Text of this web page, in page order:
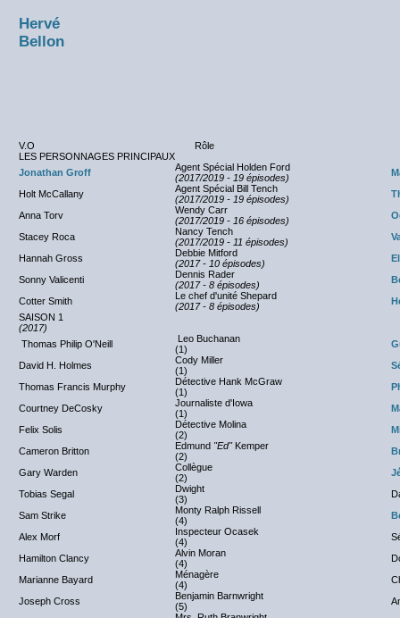
Hervé
Bellon
V.O
Rôle
LES PERSONNAGES PRINCIPAUX
Jonathan Groff
Agent Spécial Holden Ford
(2017/2019 - 19 épisodes)
Holt McCallany
Agent Spécial Bill Tench
(2017/2019 - 19 épisodes)
Anna Torv
Wendy Carr
(2017/2019 - 16 épisodes)
Stacey Roca
Nancy Tench
(2017/2019 - 11 épisodes)
Hannah Gross
Debbie Mitford
(2017 - 10 épisodes)
Sonny Valicenti
Dennis Rader
(2017 - 8 épisodes)
Cotter Smith
Le chef d'unité Shepard
(2017 - 8 épisodes)
SAISON 1
(2017)
Thomas Philip O'Neill
Leo Buchanan
(1)
David H. Holmes
Cody Miller
(1)
Thomas Francis Murphy
Détective Hank McGraw
(1)
Courtney DeCosky
Journaliste d'Iowa
(1)
Felix Solis
Détective Molina
(2)
Cameron Britton
Edmund "Ed" Kemper
(2)
Gary Warden
Collègue
(2)
Tobias Segal
Dwight
(3)
Sam Strike
Monty Ralph Rissell
(4)
Alex Morf
Inspecteur Ocasek
(4)
Hamilton Clancy
Alvin Moran
(4)
Marianne Bayard
Ménagère
(4)
Joseph Cross
Benjamin Barnwright
(5)